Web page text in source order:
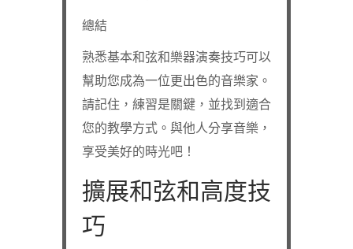
總結
熟悉基本和弦和樂器演奏技巧可以
幫助您成為一位更出色的音樂家。
請記住，練習是關鍵，並找到適合
您的教學方式。與他人分享音樂，
享受美好的時光吧！
擴展和弦和高度技
巧